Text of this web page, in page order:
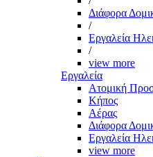
Διάφορα
/
Εργαλεία
/
view more
Εργαλεία
Aτομική
Kήπος
Αέρας
Διάφορα
Εργαλεία
view more